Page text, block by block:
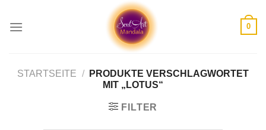
0
STARTSEITE /
PRODUKTE VERSCHLAGWORTET
MIT „LOTUS“
FILTER